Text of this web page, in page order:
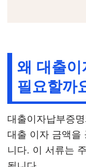
왜 대출
필요할까
대출이자납부증
대출 이자 금액을
니다. 이 서류는